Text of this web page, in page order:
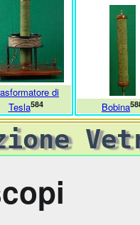
di
Tesla584 Bobina